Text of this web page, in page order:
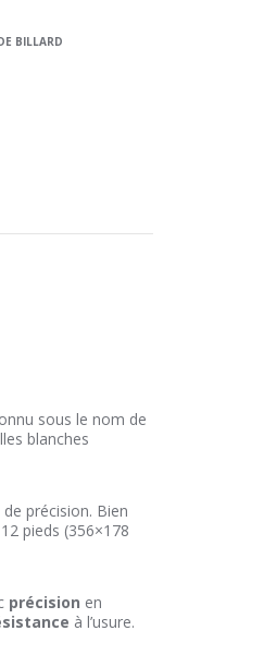
BILLARD
sous le nom de
blanches
précision. Bien
pieds (356×178
précision en
à l’usure.